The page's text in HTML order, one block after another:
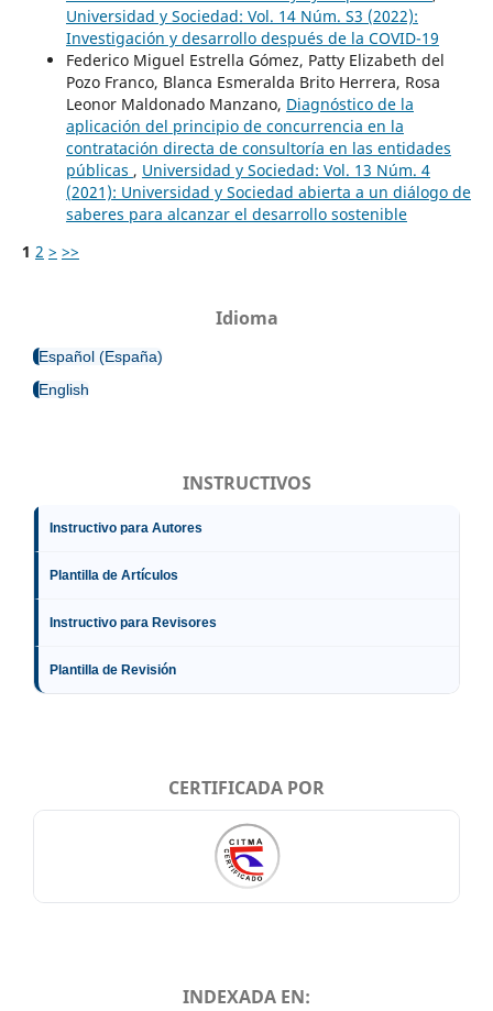
Universidad y Sociedad: Vol. 14 Núm. S3 (2022):
Investigación y desarrollo después de la COVID-19
Federico Miguel Estrella Gómez, Patty Elizabeth del
Pozo Franco, Blanca Esmeralda Brito Herrera, Rosa
Leonor Maldonado Manzano, Diagnóstico de la
aplicación del principio de concurrencia en la
contratación directa de consultoría en las entidades
públicas , Universidad y Sociedad: Vol. 13 Núm. 4
(2021): Universidad y Sociedad abierta a un diálogo de
saberes para alcanzar el desarrollo sostenible
1 2 > >>
Idioma
Español (España)
English
INSTRUCTIVOS
Instructivo para Autores
Plantilla de Artículos
Instructivo para Revisores
Plantilla de Revisión
CERTIFICADA POR
INDEXADA EN: